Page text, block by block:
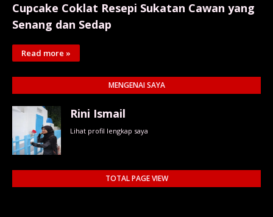
Cupcake Coklat Resepi Sukatan Cawan yang
Senang dan Sedap
Read more »
MENGENAI SAYA
Rini Ismail
Lihat profil lengkap saya
TOTAL PAGE VIEW